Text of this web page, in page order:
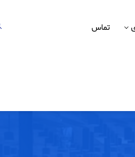
تماس